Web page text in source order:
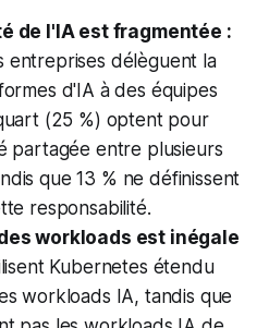
de l'IA est fragmentée :
entreprises délèguent la
d'IA à des équipes
(25 %) optent pour
partagée entre plusieurs
que 13 % ne définissent
responsabilité.
workloads est inégale
Kubernetes étendu
workloads IA, tandis que